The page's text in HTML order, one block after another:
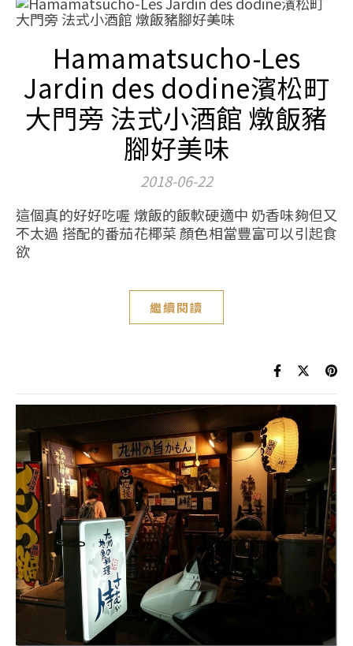
Hamamatsucho-Les
Jardin des dodine濱松町
大門旁 法式小酒館 燉飯豬
腳好美味
2018-06-22
這個真的好好吃喔 燉飯的飯軟硬適中 奶香味夠但又
不太過 搭配的番茄花椰菜 顏色相當豐富可以引起食
欲
繼續閱讀